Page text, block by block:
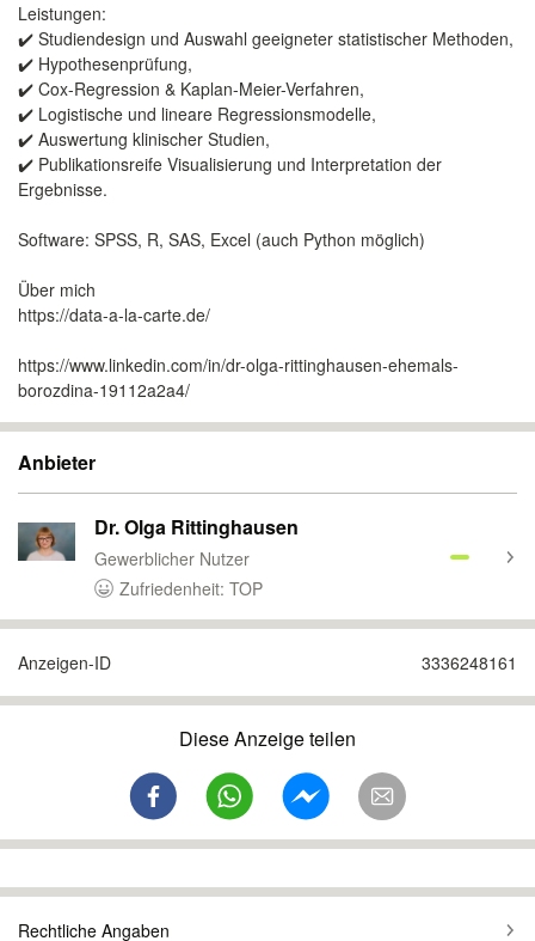
Leistungen:
✔️ Studiendesign und Auswahl geeigneter statistischer Methoden,
✔️ Hypothesenprüfung,
✔️ Cox-Regression & Kaplan-Meier-Verfahren,
✔️ Logistische und lineare Regressionsmodelle,
✔️ Auswertung klinischer Studien,
✔️ Publikationsreife Visualisierung und Interpretation der
Ergebnisse.
Software: SPSS, R, SAS, Excel (auch Python möglich)
Über mich
https://data-a-la-carte.de/
https://www.linkedin.com/in/dr-olga-rittinghausen-ehemals-
borozdina-19112a2a4/
Anbieter
Dr. Olga Rittinghausen
Gewerblicher Nutzer
Zufriedenheit: TOP
Anzeigen-ID 3336248161
Diese Anzeige teilen
Rechtliche Angaben